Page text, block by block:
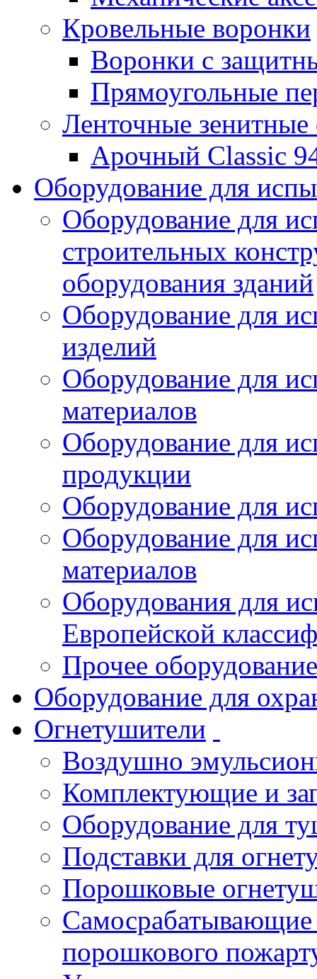
Кровельные воронки
Воронки с
Прямоугольные
Ленточные
Арочный Classic
Оборудование для
Оборудование для
строительных
оборудования зданий
Оборудование для
изделий
Оборудование для
материалов
Оборудование для
продукции
Оборудование для
Оборудование для
материалов
Оборудования для
Европейской
Прочее оборудование
Оборудование для
Огнетушители
Воздушно
Комплектующие и
Оборудование для
Подставки для
Порошковые
порошкового